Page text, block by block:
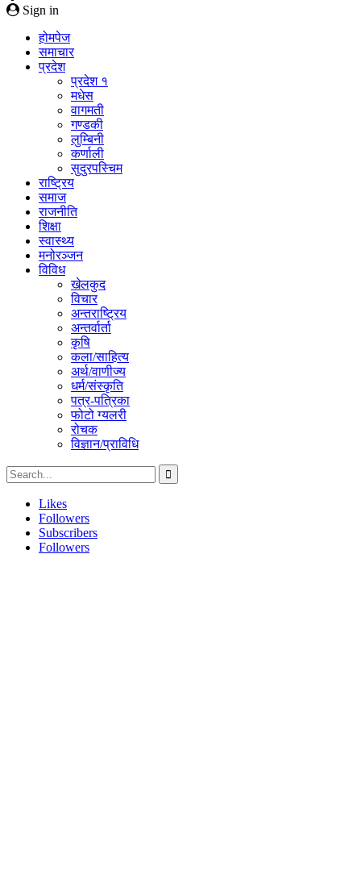
Sign in
होमपेज
समाचार
प्रदेश
प्रदेश १
मधेस
वागमती
गण्डकी
लुम्बिनी
कर्णाली
सुदुरपस्चिम
राष्ट्रिय
समाज
राजनीति
शिक्षा
स्वास्थ्य
मनोरञ्जन
विविध
खेलकुद
विचार
अन्तराष्ट्रिय
अन्तर्वार्ता
कृषि
कला/साहित्य
अर्थ/वाणीज्य
धर्म/संस्कृति
पत्र-पत्रिका
फोटो ग्यलरी
रोचक
विज्ञान/प्राविधि
Likes
Followers
Subscribers
Followers